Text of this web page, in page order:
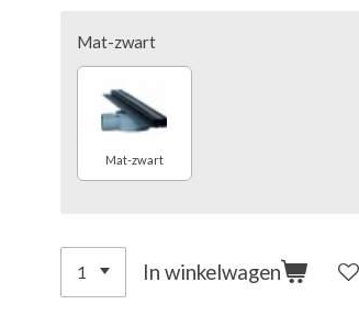
Mat-zwart
Mat-zwart
In winkelwagen